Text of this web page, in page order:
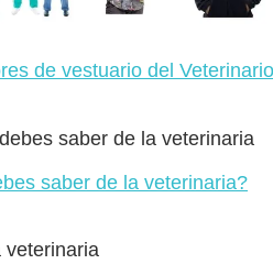
de vestuario del Veterinario
saber de la veterinaria?